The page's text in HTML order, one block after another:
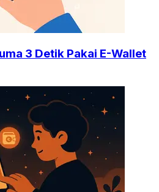
3 Detik Pakai E-Wallet